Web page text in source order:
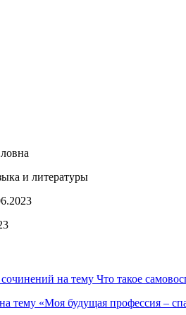
и литературы
на тему Что такое
тему «Моя будущая профессия –